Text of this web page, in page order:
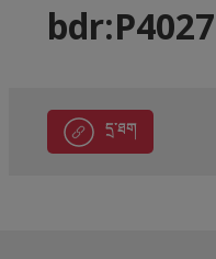
bdr:P4027
དྲ་ཐག